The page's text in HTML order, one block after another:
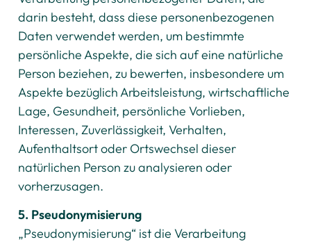
darin besteht, dass diese personenbezogenen
Daten verwendet werden, um bestimmte
persönliche Aspekte, die sich auf eine natürliche
Person beziehen, zu bewerten, insbesondere um
Aspekte bezüglich Arbeitsleistung, wirtschaftliche
Lage, Gesundheit, persönliche Vorlieben,
Interessen, Zuverlässigkeit, Verhalten,
Aufenthaltsort oder Ortswechsel dieser
natürlichen Person zu analysieren oder
vorherzusagen.
5. Pseudonymisierung
„Pseudonymisierung“ ist die Verarbeitung